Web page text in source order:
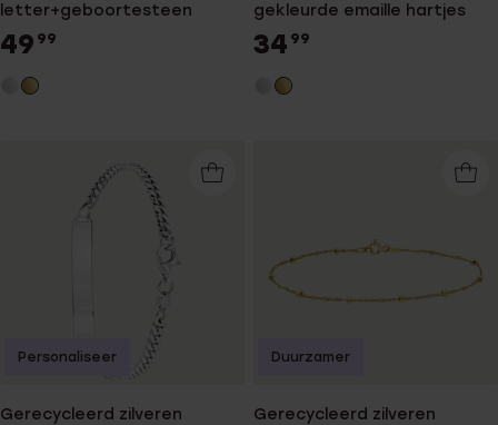
letter+geboortesteen
49 99
gekleurde emaille hartjes
34 99
Gerecycleerd zilveren
Personaliseer
Gerecycleerd zilveren
Duurzamer